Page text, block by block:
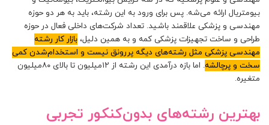
بیومتریال ارائه می‌شه. پس برای ورود به این رشته، باید به هر دو حوزه
مهندسی و پزشکی علاقمند باشید. تعداد شرکت‌های داخلی فعال در حوزه
طراحی و ساخت تجهیزات پزشکی کمه و به همین دلیل، بازار کار رشته
مهندسی پزشکی مثل رشته‌های دیگه پررونق نیست و استخدام‌شدن کمی
سخت و پرچالشه
. اما بازه درآمدی این رشته از ۱۲میلیون تا بالای ۸۰میلیون
متغیره.
بهترین رشته‌های بدون‌کنکور تجربی